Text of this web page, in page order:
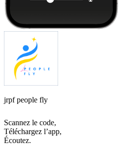
jrpf people fly
Scannez le code,
Téléchargez l’app,
Écoutez.